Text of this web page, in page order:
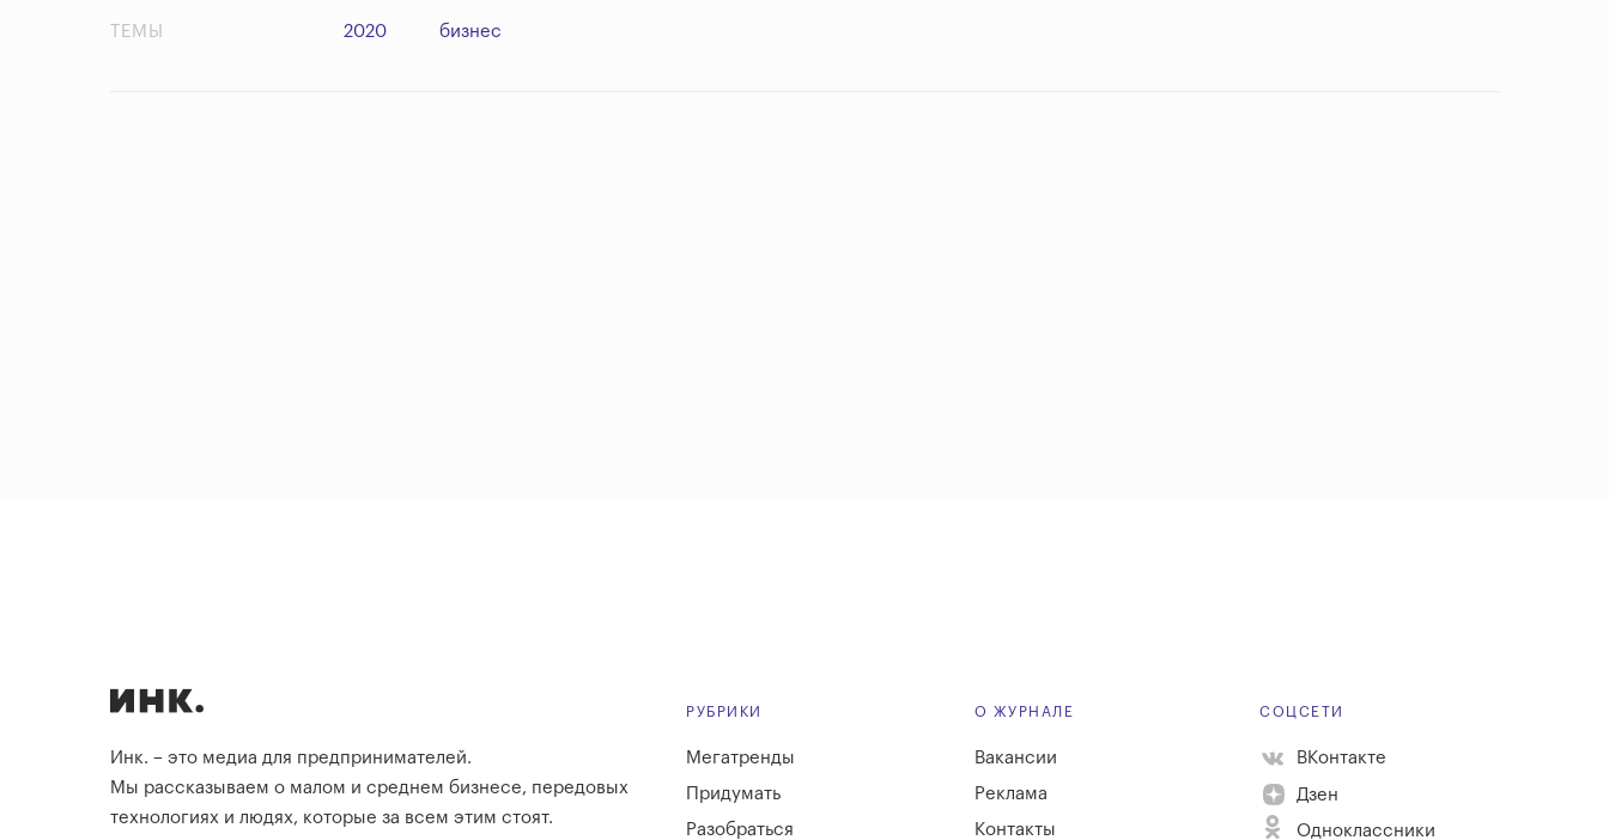
ТЕМЫ 2020 бизнес
Инк. – это медиа для предпринимателей.
Мы рассказываем о малом и среднем бизнесе, передовых
технологиях и людях, которые за всем этим стоят.
РУБРИКИ
Мегатренды
Придумать
Разобраться
О ЖУРНАЛЕ
Вакансии
Реклама
Контакты
СОЦСЕТИ
ВКонтакте
Дзен
Одноклассники